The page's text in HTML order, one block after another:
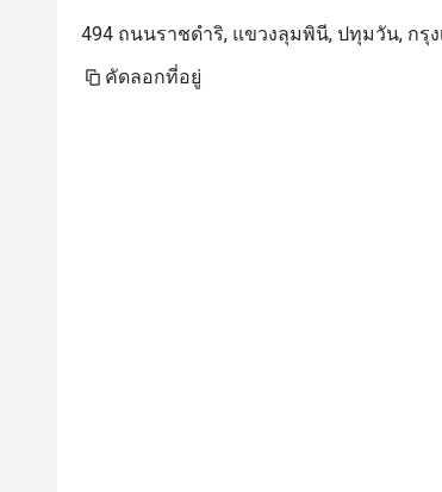
494 ถนนราชดำริ, แขวงลุมพินี, ปทุมวัน, กรุง
คัดลอกที่อยู่